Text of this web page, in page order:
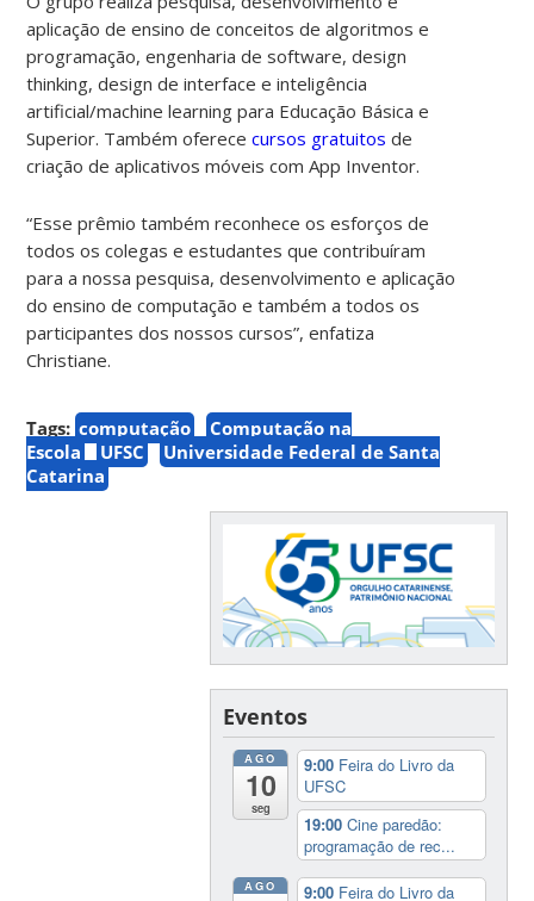
aplicação de ensino de conceitos de algoritmos e
programação, engenharia de software, design
thinking, design de interface e inteligência
artificial/machine learning para Educação Básica e
Superior. Também oferececursos gratuitos de
criação de aplicativos móveis com App Inventor.
“Esse prêmio também reconhece os esforços de
todos os colegas e estudantes que contribuíram
para a nossa pesquisa, desenvolvimento e aplicação
do ensino de computação e também a todos os
participantes dos nossos cursos”, enfatiza
Christiane.
Tags: computação
Computação na
Escola
UFSC
Universidade Federal de Santa
Catarina
Eventos
AGO
10
seg
9:00 Feira do Livro da
UFSC
19:00Cine paredão:
programação de rec...
AGO 9:00 Feira do Livro da